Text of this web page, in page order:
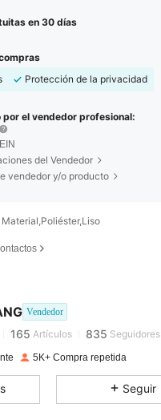
en 30 días
Protección de la privacidad
por el vendedor profesional:
del Vendedor
vendedor y/o producto
Material,Poliéster,Liso
Vendedor
165 Artículos 835 Seguidores
5K+ Compra repetida
Seguir